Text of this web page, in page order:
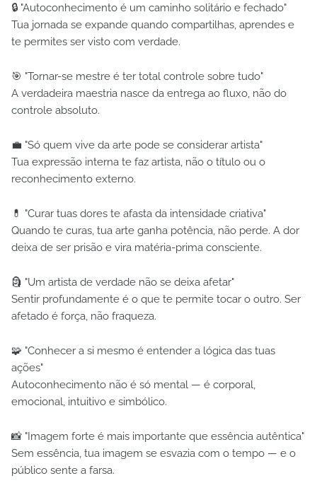
🔒 "Autoconhecimento é um caminho solitário e fechado"
Tua jornada se expande quando compartilhas, aprendes e
te permites ser visto com verdade.
🎯 "Tornar-se mestre é ter total controle sobre tudo"
A verdadeira maestria nasce da entrega ao fluxo, não do
controle absoluto.
💼 "Só quem vive da arte pode se considerar artista"
Tua expressão interna te faz artista, não o título ou o
reconhecimento externo.
💊 "Curar tuas dores te afasta da intensidade criativa"
Quando te curas, tua arte ganha potência, não perde. A dor
deixa de ser prisão e vira matéria-prima consciente.
🗿 "Um artista de verdade não se deixa afetar"
Sentir profundamente é o que te permite tocar o outro. Ser
afetado é força, não fraqueza.
🧩 "Conhecer a si mesmo é entender a lógica das tuas
ações"
Autoconhecimento não é só mental — é corporal,
emocional, intuitivo e simbólico.
📸 "Imagem forte é mais importante que essência autêntica"
Sem essência, tua imagem se esvazia com o tempo — e o
público sente a farsa.